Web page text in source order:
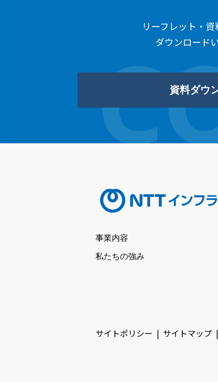
リーフレット・
ダウンロード
資料ダウ
事業内容
私たちの強み
サイトポリシー サイトマップ